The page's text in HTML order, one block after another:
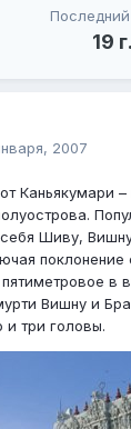
Последний
19 г.
2007
Каньякумари
Шиву,
поклонение
в
Вишну и
и три головы.